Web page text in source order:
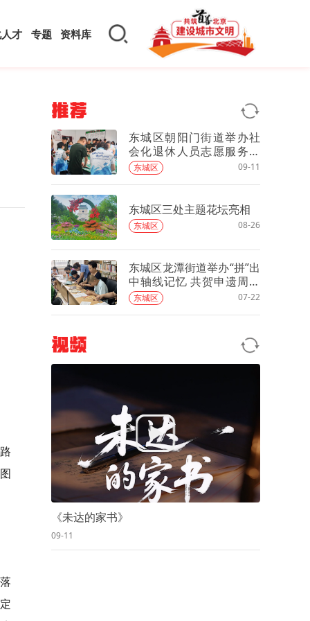
才 专题 资料库
推荐
东城区朝阳门街道举办社
会化退休人员志愿服务进
军营活动
东城区 09-11
东城区三处主题花坛亮相
东城区 08-26
东城区龙潭街道举办“拼”出
中轴线记忆 共贺申遗周年
庆活动
东城区 07-22
视频
《未达的家书》
09-11